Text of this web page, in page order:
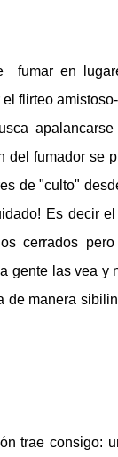
en
flirteo
fumador se
de "culto"
Es decir
cerrados
gente las vea y
de manera
trae consigo: